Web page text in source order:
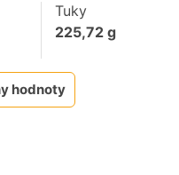
Tuky
225,72g
hodnoty